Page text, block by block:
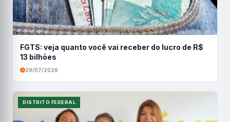
FGTS: veja quanto você vai receber do lucro de R$
13 bilhões
29/07/2026
DISTRITO FEDERAL